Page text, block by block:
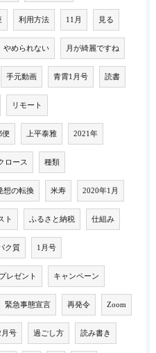
利用方法 11月 見る
やめられない 月が綺麗ですね
手元動画 青霄1月号 読書
リモート
便 上平泰雅 2021年
ロース 種類
想の転換 米寿 2020年1月
ト ふるさと納税 仕組み
ク質 1月号
レゼント キャンペーン
緊急事態宣言 再発令 Zoom
月号 過ごし方 読み書き